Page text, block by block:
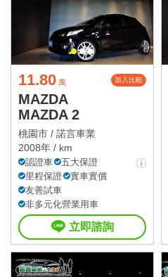
11.80 萬 加入比較
MAZDA
MAZDA 2
桃園市 / 諾言車業
2008年 / km
認證車
五大保證
里程保證
實車實價
友善試車
非多元化營業用車
立即諮詢